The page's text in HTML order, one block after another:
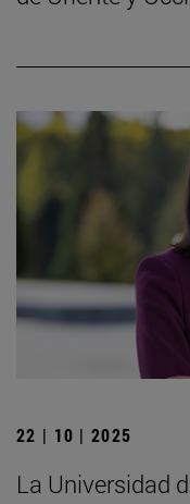
22 | 10 | 2025
La Universidad